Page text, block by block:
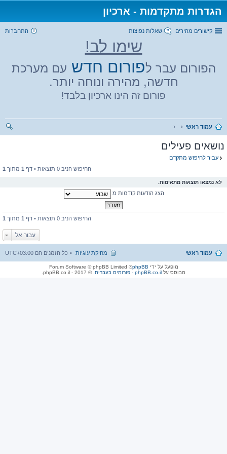
הגדרות מתקדמות - ארכיון
קישורים מהירים שאלות נפוצות התחברות
שימו לב!
הפורום עבר לפורום חדש עם מערכת
חדשה, מהירה ונוחה יותר.
פורום זה הינו ארכיון בלבד!
עמוד ראשי
נושאים פעילים
עבור לחיפוש מתקדם
החיפוש הניב 0 תוצאות • דף
1 מתוך 1
לא נמצאו תוצאות מתאימות.
הצג הודעות קודמות מ
החיפוש הניב 0 תוצאות • דף 1 מתוך 1
עבור אל
עמוד ראשי כל הזמנים הם UTC+03:00 מחיקת עוגיות
מופעל על ידי phpBB
® Forum Software © phpBB Limited
מבוסס על phpBB.co.il - פורומים בעברית . © 2017 - phpBB.co.il.